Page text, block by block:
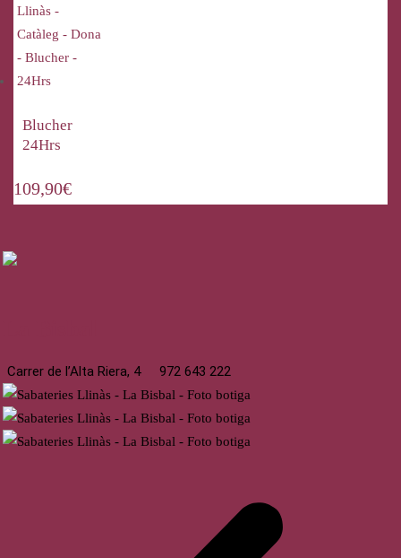
Blucher
24Hrs
109,90€
Carrer de l’Alta Riera, 4 972 643 222